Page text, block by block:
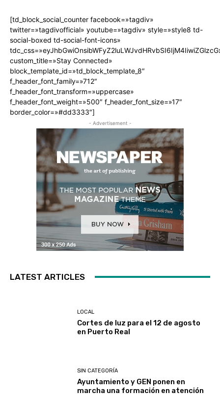
[td_block_social_counter facebook=»tagdiv»
twitter=»tagdivofficial» youtube=»tagdiv» style=»style8 td-
social-boxed td-social-font-icons»
custom_title=»Stay Connected»
block_template_id=»td_block_template_8″
f_header_font_family=»712″
f_header_font_transform=»uppercase»
f_header_font_weight=»500″ f_header_font_size=»17″
border_color=»#dd3333″]
- Advertisement -
LATEST ARTICLES
LOCAL
Cortes de luz para el 12 de agosto
en Puerto Real
SIN CATEGORÍA
Ayuntamiento y GEN ponen en
marcha una formación en atención